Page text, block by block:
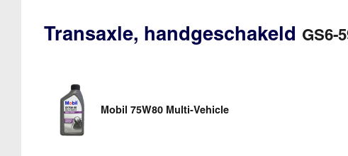
Transaxle, handgeschakeld GS6-
Mobil 75W80 Multi-Vehicle